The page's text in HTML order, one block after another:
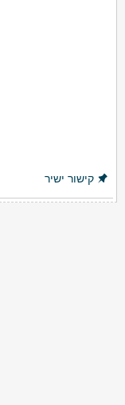
קישור ישיר